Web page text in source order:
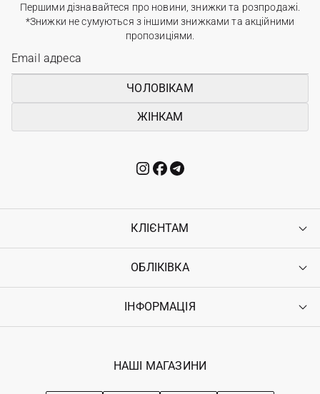
Першими дізнавайтеся про новини, знижки та розпродажі.
*Знижки не сумуються з іншими знижками та акційними
пропозиціями.
ЧОЛОВІКАМ
ЖІНКАМ
КЛІЄНТАМ
Контакти
Повернення
Гарантія
ОБЛІКІВКА
Увійти
Ostriv Club+
ІНФОРМАЦІЯ
Наші магазини
Рекомендації з догляду
НАШІ МАГАЗИНИ